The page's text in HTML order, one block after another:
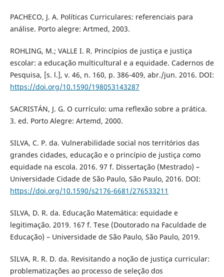
PACHECO, J. A. Políticas Curriculares: referenciais para
análise. Porto alegre: Artmed, 2003.
ROHLING, M.; VALLE I. R. Princípios de justiça e justiça
escolar: a educação multicultural e a equidade. Cadernos de
Pesquisa, [s. l.], v. 46, n. 160, p. 386-409, abr./jun. 2016. DOI:
https://doi.org/10.1590/198053143287
SACRISTÁN, J. G. O currículo: uma reflexão sobre a prática.
3. ed. Porto Alegre: Artemd, 2000.
SILVA, C. P. da. Vulnerabilidade social nos territórios das
grandes cidades, educação e o princípio de justiça como
equidade na escola. 2016. 97 f. Dissertação (Mestrado) –
Universidade Cidade de São Paulo, São Paulo, 2016. DOI:
https://doi.org/10.1590/s2176-6681/276533211
SILVA, D. R. da. Educação Matemática: equidade e
legitimação. 2019. 167 f. Tese (Doutorado na Faculdade de
Educação) – Universidade de São Paulo, São Paulo, 2019.
SILVA, R. R. D. da. Revisitando a noção de justiça curricular:
problematizações ao processo de seleção dos